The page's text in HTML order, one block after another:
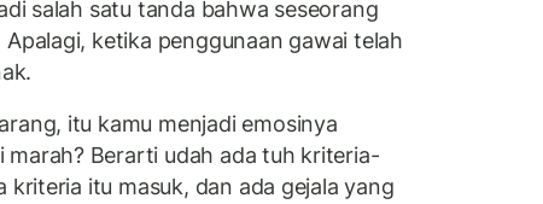
salah satu tanda bahwa seseorang
ketika penggunaan gawai telah
itu kamu menjadi emosinya
marah? Berarti udah ada tuh kriteria-
kriteria itu masuk, dan ada gejala yang